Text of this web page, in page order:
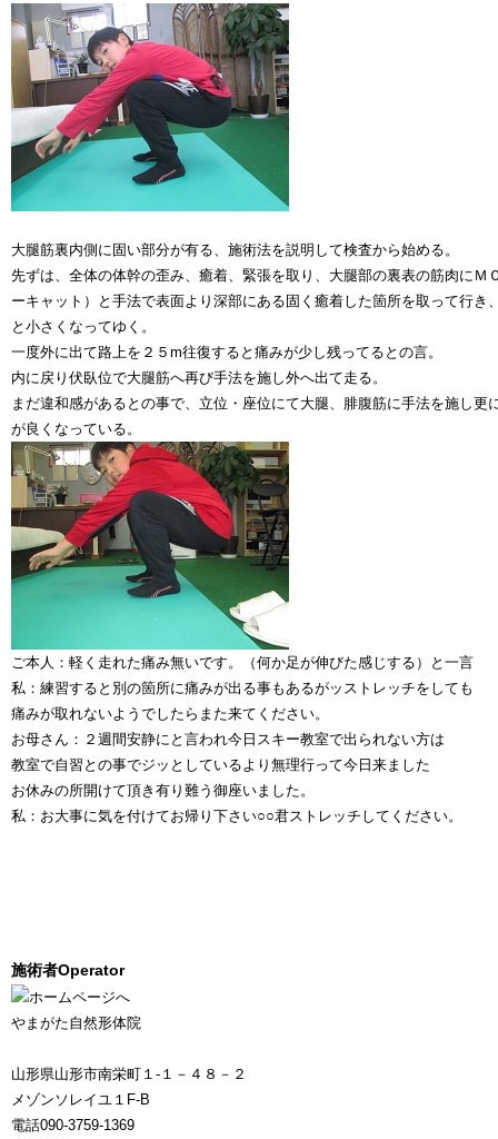
大腿筋裏内側に固い部分が有る、施術法を説明して検査から始める。
先ずは、全体の体幹の歪み、癒着、緊張を取り、大腿部の裏表の筋肉にＭ
ーキャット）と手法で表面より深部にある固く癒着した箇所を取って行
と小さくなってゆく。
一度外に出て路上を２５m往復すると痛みが少し残ってるとの言。
内に戻り伏臥位で大腿筋へ再び手法を施し外へ出て走る。
まだ違和感があるとの事で、立位・座位にて大腿、腓腹筋に手法を施し
が良くなっている。
ご本人：軽く走れた痛み無いです。（何か足が伸びた感じする）と一言
私：練習すると別の箇所に痛みが出る事もあるがッストレッチをしても
痛みが取れないようでしたらまた来てください。
お母さん：２週間安静にと言われ今日スキー教室で出られない方は
教室で自習との事でジッとしているより無理行って今日来ました
お休みの所開けて頂き有り難う御座いました。
私：お大事に気を付けてお帰り下さい○○君ストレッチしてください。
施術者Operator
やまがた自然形体院
山形県山形市南栄町１-１－４８－２
メゾンソレイユ１F-B
電話090-3759-1369